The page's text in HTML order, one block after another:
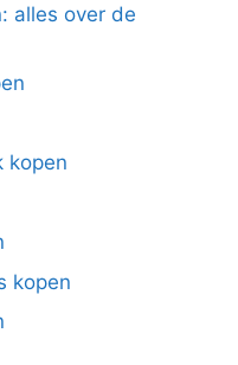
alles over de
kopen
kopen